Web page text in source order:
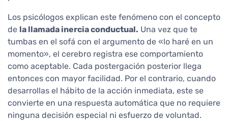
Los psicólogos explican este fenómeno con el concepto
de la llamada inercia conductual. Una vez que te
tumbas en el sofá con el argumento de «lo haré en un
momento», el cerebro registra ese comportamiento
como aceptable. Cada postergación posterior llega
entonces con mayor facilidad. Por el contrario, cuando
desarrollas el hábito de la acción inmediata, este se
convierte en una respuesta automática que no requiere
ninguna decisión especial ni esfuerzo de voluntad.